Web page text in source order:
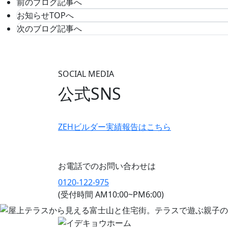
お知らせTOPへ
次のブログ記事へ
SOCIAL MEDIA
公式SNS
ZEHビルダー実績報告はこちら
お電話でのお問い合わせは
0120-122-975
(受付時間 AM10:00~PM6:00)